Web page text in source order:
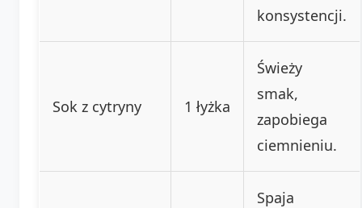
konsystencji.
Sok z cytryny 1 łyżka
Świeży
smak,
zapobiega
ciemnieniu.
Spaja